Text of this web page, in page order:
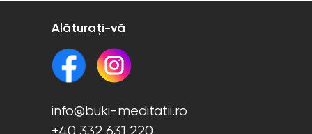
Alăturați-vă
info@buki-meditatii.ro